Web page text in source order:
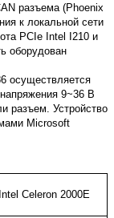
разъема (Phoenix
к локальной сети
PCIe Intel I210 и
оборудован
осуществляется
9~36 В
разъем. Устройство
Microsoft
Intel Celeron 2000E